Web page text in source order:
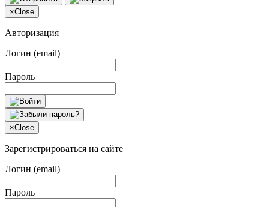
×Close
Авторизация
Логин (email)
Пароль
×Close
Зарегистрироваться на сайте
Логин (email)
Пароль